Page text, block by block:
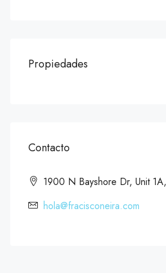
Propiedades
Contacto
1900 N Bayshore Dr, Unit
hola@fracisconeira.com